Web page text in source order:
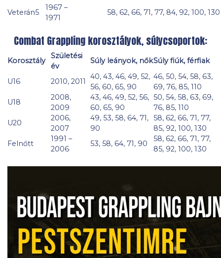
Veterán5
1967 –
1971
58, 62, 66, 71, 77, 84, 92, 100, 130
Combat Grappling korosztályok, súlycsoportok:
Korosztály
Születési
év
Súly leányok, nőkSúly fiúk, férfiak
U16 2010, 2011
40, 43, 46, 49, 52,
56, 60, 65, 90
46, 50, 54, 58, 63,
69, 76, 85, 110
U18
2008,
2009
43, 46, 49, 52, 56,
60, 65, 90
50, 54, 58, 63, 69,
76, 85, 110
U20
2006,
2007
49, 53, 58, 64, 71,
90
58, 62, 66, 71, 77,
85, 92, 100, 130
Felnőtt
1991 –
2006
53, 58, 64, 71, 90
58, 62, 66, 71, 77,
85, 92, 100, 130